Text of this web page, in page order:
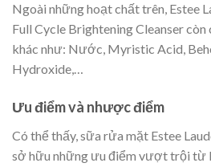
Ngoài những hoạt chất trên, Estee
Full Cycle Brightening Cleanser còn
khác như: Nước, Myristic Acid,
Hydroxide,…
Ưu điểm và nhược điểm
Có thể thấy, sữa rửa mặt Estee
sở hữu những ưu điểm vượt trội từ